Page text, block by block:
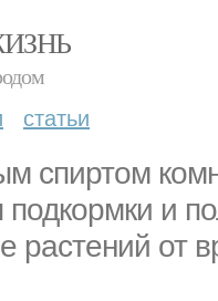
статьи
спиртом
и
растений от